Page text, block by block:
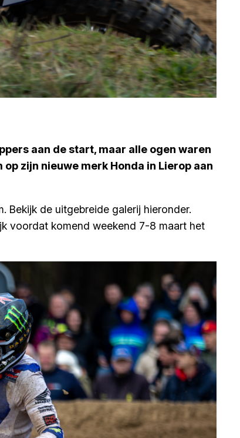
aan de start, maar alle ogen waren
zijn nieuwe merk Honda in Lierop aan
Bekijk de uitgebreide galerij hieronder.
voordat komend weekend 7-8 maart het